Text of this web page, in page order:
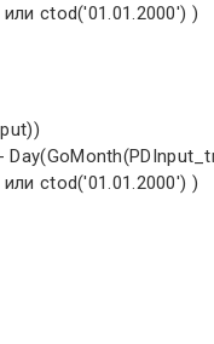
ctod('01.01.2000') )
ctod('01.01.2000') )